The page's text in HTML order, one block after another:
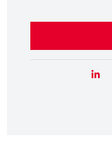
LinkedIn